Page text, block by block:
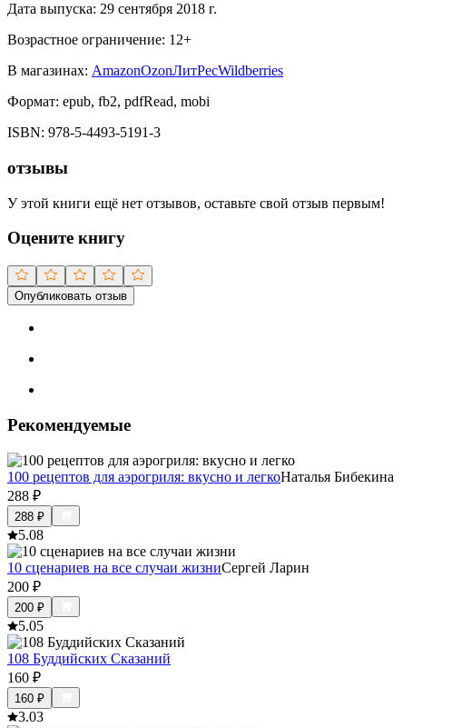
Дата выпуска: 29 сентября 2018 г.
Возрастное ограничение: 12+
В магазинах: AmazonOzonЛитРесWildberries
Формат: epub, fb2, pdfRead, mobi
ISBN: 978-5-4493-5191-3
отзывы
У этой книги ещё нет отзывов, оставьте свой отзыв первым!
Оцените книгу
Опубликовать отзыв
Рекомендуемые
100 рецептов для аэрогриля: вкусно и легкоНаталья Бибекина
288 ₽
288 ₽
5.08
10 сценариев на все случаи жизниСергей Ларин
200 ₽
200 ₽
5.05
108 Буддийских Сказаний
160 ₽
160 ₽
3.03